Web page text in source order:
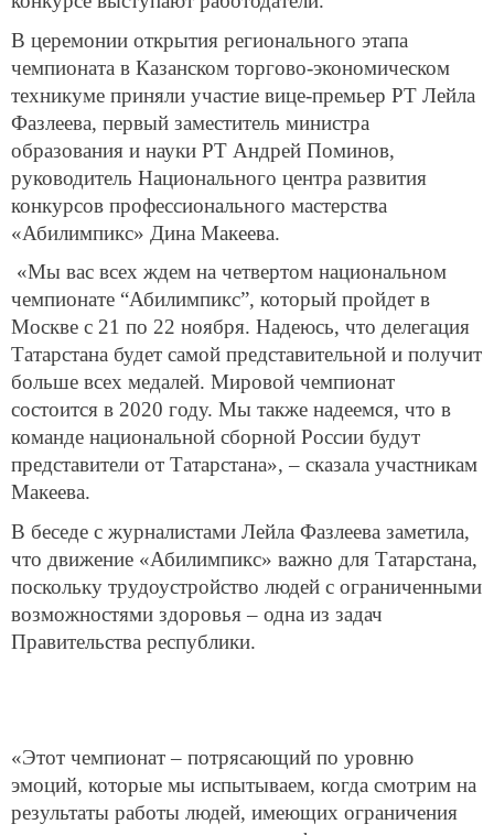
В церемонии открытия регионального этапа
чемпионата в Казанском торгово-экономическом
техникуме приняли участие вице-премьер РТ Лейла
Фазлеева, первый заместитель министра
образования и науки РТ Андрей Поминов,
руководитель Национального центра развития
конкурсов профессионального мастерства
«Абилимпикс» Дина Макеева.
«Мы вас всех ждем на четвертом национальном
чемпионате “Абилимпикс”, который пройдет в
Москве с 21 по 22 ноября. Надеюсь, что делегация
Татарстана будет самой представительной и получит
больше всех медалей. Мировой чемпионат
состоится в 2020 году. Мы также надеемся, что в
команде национальной сборной России будут
представители от Татарстана», – сказала участникам
Макеева.
В беседе с журналистами Лейла Фазлеева заметила,
что движение «Абилимпикс» важно для Татарстана,
поскольку трудоустройство людей с ограниченными
возможностями здоровья – одна из задач
Правительства республики.
«Этот чемпионат – потрясающий по уровню
эмоций, которые мы испытываем, когда смотрим на
результаты работы людей, имеющих ограничения